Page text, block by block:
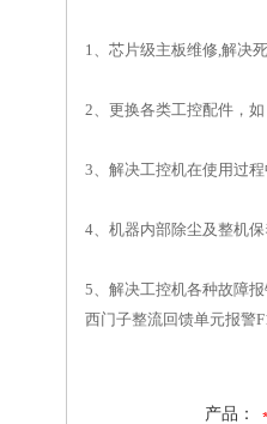
1、芯片级主板维修,解决
2、更换各类工控配件，
3、解决工控机在使用过
4、机器内部除尘及整机
5、解决工控机各种故障
西门子整流回馈单元报警
产品：